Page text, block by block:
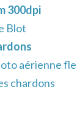
300dpi
Blot
aérienne
chardons